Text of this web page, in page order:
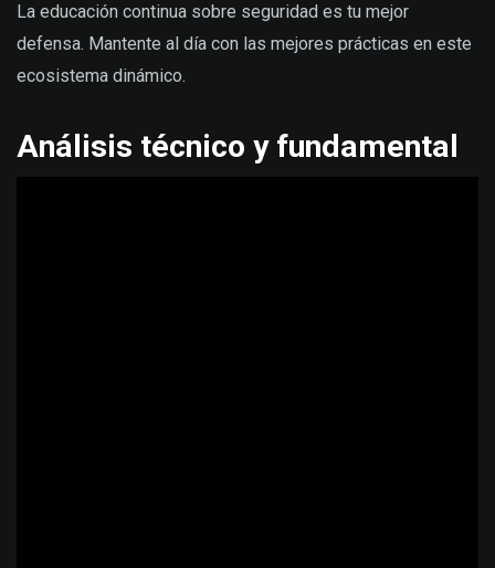
La educación continua sobre seguridad es tu mejor
defensa. Mantente al día con las mejores prácticas en este
ecosistema dinámico.
Análisis técnico y fundamental